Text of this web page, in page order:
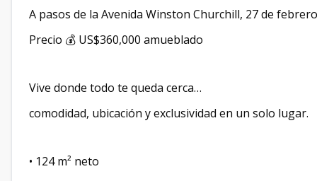
A pasos de la Avenida Winston Churchill, 27 de febrero
Precio 💰 US$360,000 amueblado
Vive donde todo te queda cerca…
comodidad, ubicación y exclusividad en un solo lugar.
• 124 m² neto